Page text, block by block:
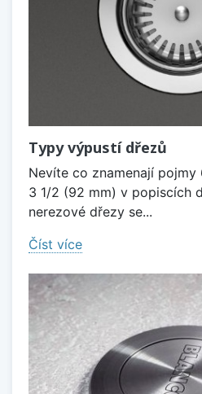
Typy výpustí dřezů
Nevíte co znamenají pojmy
3 1/2 (92 mm) v popiscích
nerezové dřezy se...
Číst více